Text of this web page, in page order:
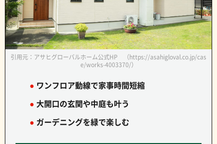
引用元：アサヒグローバルホーム公式HP （https://asahigloval.co.jp/cas
e/works-4003370/）
● ワンフロア動線で家事時間短縮
● 大開口の玄関や中庭も叶う
● ガーデニングを緑で楽しむ